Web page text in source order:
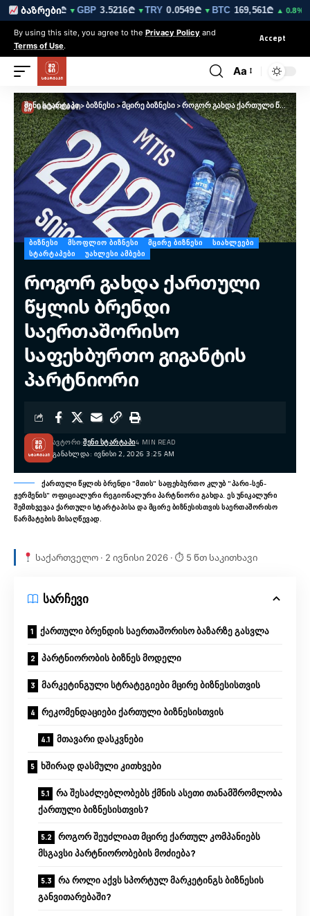
ბაზრები
3.0212₾▼GBP3.5216₾▼TRY0.0549₾▼BTC169,561₾▲ 0.8%ETH
By using this site, you agree to the Privacy Policy and
Terms of Use.
Accept
Aa
შენი სტარტაპი>ბიზნესი>მცირე ბიზნესი>როგორ გახდა ქართული წყლის ბრენდი საერთაშორისო საფეხბურთო გიგანტის პარტნიორი
ᲑᲘᲖᲜᲔᲡᲘ ᲛᲡᲝᲤᲚᲘᲝ ᲑᲘᲖᲜᲔᲡᲘ ᲛᲪᲘᲠᲔ ᲑᲘᲖᲜᲔᲡᲘ
ᲡᲘᲐᲮᲚᲔᲔᲑᲘ
ᲡᲢᲐᲠᲢᲐᲞᲔᲑᲘ
ᲣᲐᲮᲚᲔᲡᲘ ᲐᲛᲑᲔᲑᲘ
როგორ გახდა ქართული
წყლის ბრენდი
საერთაშორისო
საფეხბურთო გიგანტის
პარტნიორი
ᲒᲐᲜᲐᲮᲚᲓᲐ: ᲘᲕᲜᲘᲡᲘ 2, 2026 3:25 AM
ᲐᲕᲢᲝᲠᲘ:ᲨᲔᲜᲘ ᲡᲢᲐᲠᲢᲐᲞᲘ4 MIN READ
ქართული წყლის ბრენდი "მთის" საფეხბურთო კლუბ "პარი-სენ-
ჟერმენის" ოფიციალური რეგიონალური პარტნიორი გახდა. ეს უნიკალური
შემთხვევაა ქართული სტარტაპისა და მცირე ბიზნესისთვის საერთაშორისო
წარმატების მისაღწევად.
საქართველო · 2 ივნისი 2026 · ⏱ 5 წთ საკითხავი
სარჩევი
ქართული ბრენდის საერთაშორისო ბაზარზე გასვლა
პარტნიორობის ბიზნეს მოდელი
მარკეტინგული სტრატეგიები მცირე ბიზნესისთვის
რეკომენდაციები ქართული ბიზნესისთვის
მთავარი დასკვნები
ხშირად დასმული კითხვები
რა შესაძლებლობებს ქმნის ასეთი თანამშრომლობა
ქართული ბიზნესისთვის?
როგორ შეუძლიათ მცირე ქართულ კომპანიებს
მსგავსი პარტნიორობების მოძიება?
რა როლი აქვს სპორტულ მარკეტინგს ბიზნესის
განვითარებაში?